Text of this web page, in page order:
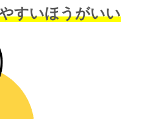
すいほうがいい